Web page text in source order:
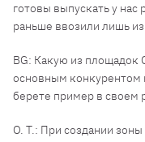
готовы выпускать у нас
раньше ввозили лишь
BG: Какую из площадок
основным конкурентом
берете пример в своем
О. Т.: При создании